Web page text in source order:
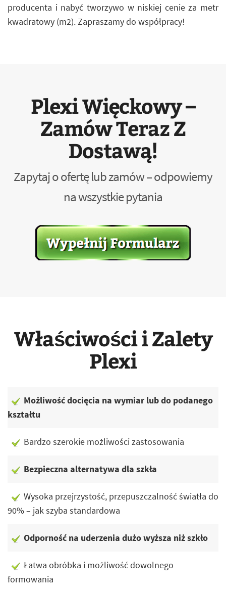
producenta i nabyć tworzywo w niskiej cenie za metr
kwadratowy (m2). Zapraszamy do współpracy!
Plexi Więckowy –
Zamów Teraz Z
Dostawą!
Zapytaj o ofertę lub zamów – odpowiemy
na wszystkie pytania
Właściwości i Zalety
Plexi
Możliwość docięcia na wymiar lub do podanego
kształtu
Bardzo szerokie możliwości zastosowania
Bezpieczna alternatywa dla szkła
Wysoka przejrzystość, przepuszczalność światła do
90% – jak szyba standardowa
Odporność na uderzenia dużo wyższa niż szkło
Łatwa obróbka i możliwość dowolnego
formowania